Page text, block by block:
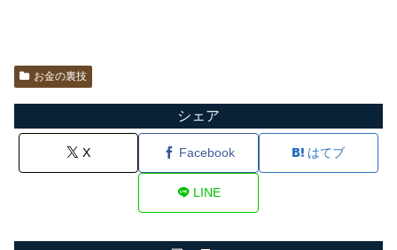
お金の裏技
シェア
X Facebook はてブ
LINE